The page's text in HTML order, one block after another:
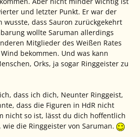
und letzter Punkt. Er war der
wusste, dass Sauron zurückgekehrt
wollte Saruman allerdings
Mitglieder des Weißen Rates
bekommen. Und was kann
Orks, ja sogar Ringgeister zu
dass ich dich, Neunter Ringgeist,
dass die Figuren in HdR nicht
nicht so ist, lässt du dich hoffentlich
die Ringgeister von Saruman.